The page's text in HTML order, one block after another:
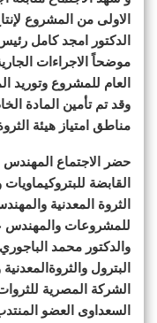
الاولى من المشروع
الدكتور امجد كامل
موضحاً الاجراءات
العام للمشروع وتوريد
وقد تم تأمين المادة
مناطق امتياز هيئة
حضر الاجتماع
القابضة
الثروة المعدنية
للمشروعات والمهندس
والدكتور محمد
البترول
الشركة المصرية
السعداوى العضو